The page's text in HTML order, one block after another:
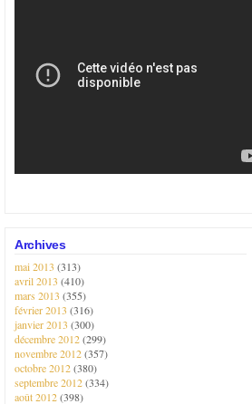
Archives
mai 2013 (313)
avril 2013 (410)
mars 2013 (355)
février 2013 (316)
janvier 2013 (300)
décembre 2012(299)
novembre 2012(357)
octobre 2012(380)
septembre 2012(334)
août 2012(398)